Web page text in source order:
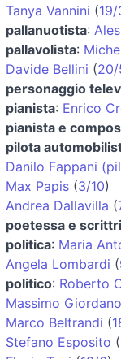
Tanya Vannini (19/
pallanuotista:
pallavolista:
Davide Bellini (20/
personaggio
pianista: Enrico
pianista e
pilota
Danilo Fappani
Max Papis (3/10)
Andrea Dallavilla (
poetessa e
politica: Maria
Angela Lombardi (
politico: Roberto
Massimo Giordano
Marco Beltrandi (
Stefano Esposito (